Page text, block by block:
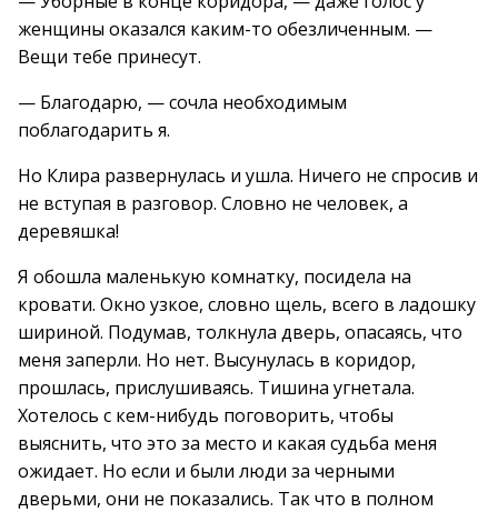
женщины оказался каким-то обезличенным. —
Вещи тебе принесут.
— Благодарю, — сочла необходимым
поблагодарить я.
Но Клира развернулась и ушла. Ничего не спросив и
не вступая в разговор. Словно не человек, а
деревяшка!
Я обошла маленькую комнатку, посидела на
кровати. Окно узкое, словно щель, всего в ладошку
шириной. Подумав, толкнула дверь, опасаясь, что
меня заперли. Но нет. Высунулась в коридор,
прошлась, прислушиваясь. Тишина угнетала.
Хотелось с кем-нибудь поговорить, чтобы
выяснить, что это за место и какая судьба меня
ожидает. Но если и были люди за черными
дверьми, они не показались. Так что в полном